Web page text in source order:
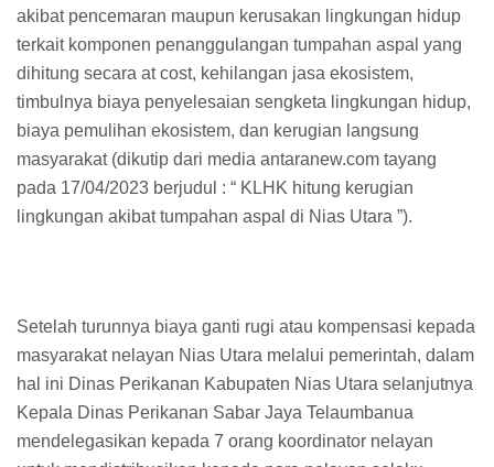
akibat pencemaran maupun kerusakan lingkungan hidup
terkait komponen penanggulangan tumpahan aspal yang
dihitung secara at cost, kehilangan jasa ekosistem,
timbulnya biaya penyelesaian sengketa lingkungan hidup,
biaya pemulihan ekosistem, dan kerugian langsung
masyarakat (dikutip dari media antaranew.com tayang
pada 17/04/2023 berjudul : “ KLHK hitung kerugian
lingkungan akibat tumpahan aspal di Nias Utara ”).
Setelah turunnya biaya ganti rugi atau kompensasi kepada
masyarakat nelayan Nias Utara melalui pemerintah, dalam
hal ini Dinas Perikanan Kabupaten Nias Utara selanjutnya
Kepala Dinas Perikanan Sabar Jaya Telaumbanua
mendelegasikan kepada 7 orang koordinator nelayan